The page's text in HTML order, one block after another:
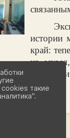
истории
край:
из
такие